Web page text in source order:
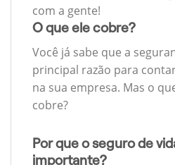
com a gente!
O que ele cobre?
Você já sabe que a
principal razão para
na sua empresa. Mas o
cobre?
Por que o seguro de
importante?